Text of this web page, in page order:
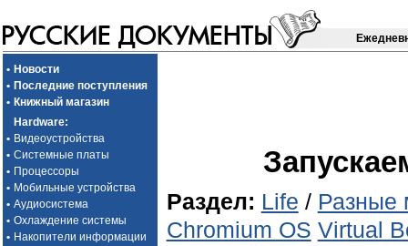
• Новости
• Последние поступления
• Книжный магазин
Hardware:
• Видеоустройства
• Системные платы
• Процессоры
• Мобильные устройства
• Аудиосистема
• Охлаждение системы
• Накопители информации
Раздел: Life / Разные
Chromium OS Virtual